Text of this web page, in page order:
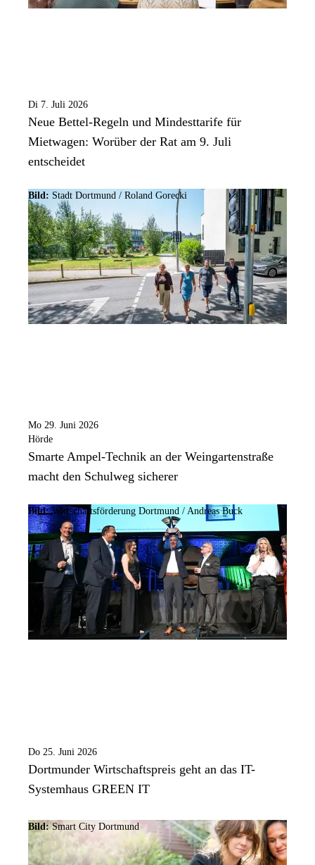
Di 7. Juli 2026
Neue Bettel-Regeln und Mindesttarife für
Mietwagen: Worüber der Rat am 9. Juli
entscheidet
Bild: Stadt Dortmund / Roland Gorecki
Mo 29. Juni 2026
Hörde
Smarte Ampel-Technik an der Weingartenstraße
macht den Schulweg sicherer
Bild: Wirtschaftsförderung Dortmund / Andreas Buck
Do 25. Juni 2026
Dortmunder Wirtschaftspreis geht an das IT-
Systemhaus GREEN IT
Bild: Smart City Dortmund